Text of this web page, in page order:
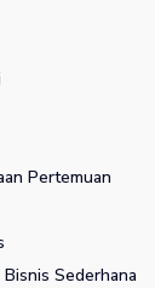
Pertemuan
Sederhana